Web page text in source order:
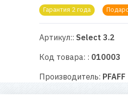
Гарантия 2 года
Артикул:: Select 3.2
Код товара: : 010003
Производитель: PFAFF